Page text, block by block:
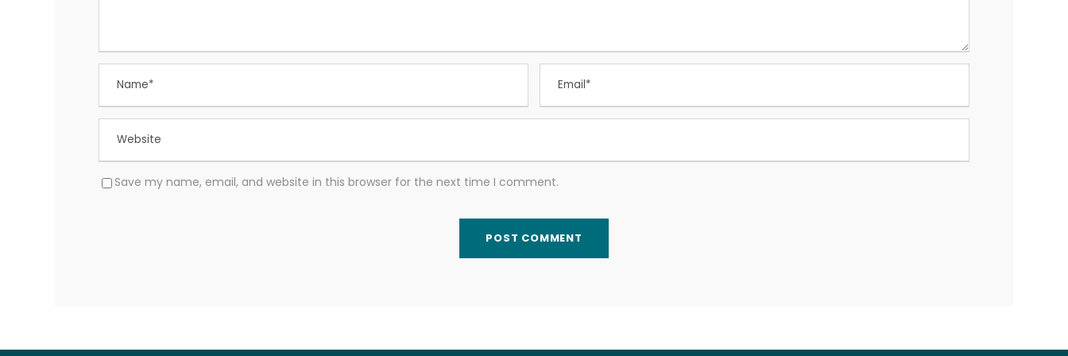
Save my name, email, and website in this browser for the next time I comment.